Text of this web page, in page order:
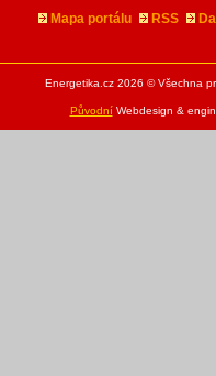
Mapa portálu RSS
Energetika.cz 2026 © Všechna
PůvodníWebdesign &